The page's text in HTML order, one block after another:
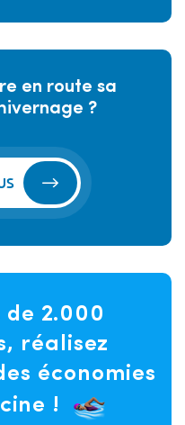
en route sa
?
de 2.000
réalisez
économies
!